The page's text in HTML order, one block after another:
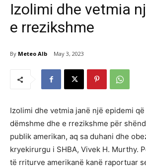
Izolimi dhe vetmia
e rrezikshme
By Meteo Alb May 3, 2023
Izolimi dhe vetmia janë një epidemi
dëmshme dhe e rrezikshme për
publik amerikan, aq sa duhani dhe
kryekirurgu i SHBA, Vivek H. Murthy.
të rriturve amerikanë kanë raportuar